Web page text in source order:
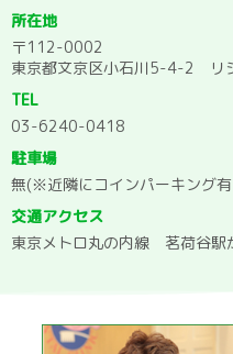
所在地
〒112-0002
東京都文京区小石川5-4-2 リ
TEL
03-6240-0418
駐車場
無(※近隣にコインパーキング
交通アクセス
東京メトロ丸の内線 茗荷谷駅